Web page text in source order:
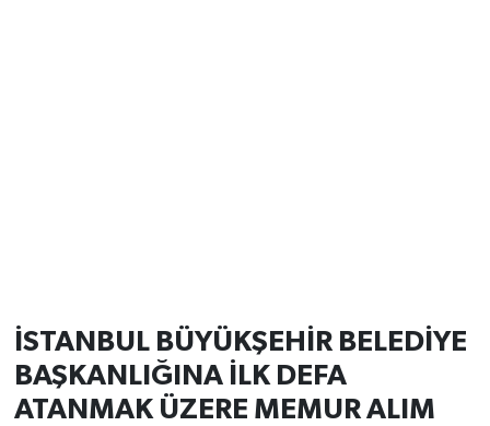
İSTANBUL BÜYÜKŞEHİR BELEDİYE
BAŞKANLIĞINA İLK DEFA
ATANMAK ÜZERE MEMUR ALIM